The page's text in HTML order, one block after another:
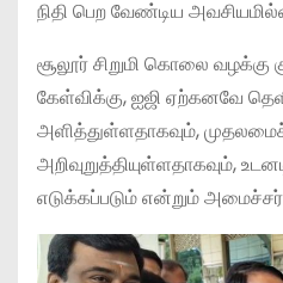
நிதி பெற வேண்டிய
சூலூர் சிறுமி கொலை வழக்கு
கேள்விக்கு, ஐஜி ஏற்கனவே
அளித்துள்ளதாகவும்,
அறிவுறுத்தியுள்ளதாகவும்,
எடுக்கப்படும் என்றும் அமைச்சர்